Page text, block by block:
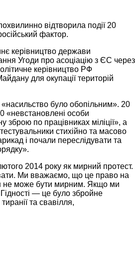
відтворила події 20
фактор.
керівництво держави
Угоди про асоціацію з ЄС через
керівництво РФ
для окупації територій
було обопільним». 20
«невстановлені особи
зброю по працівниках міліції», а
стихійно та масово
і почали переслідувати та
2014 року як мирний протест.
Ми вважаємо, що це право на
не може бути мирним. Якщо ми
— це було збройне
та свавілля,